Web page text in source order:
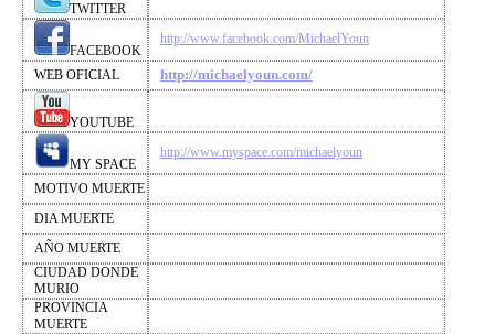
TWITTER
FACEBOOK
http://www.facebook.com/MichaelYoun
WEB OFICIAL http://michaelyoun.com/
YOUTUBE
MY SPACE
http://www.myspace.com/michaelyoun
MOTIVO MUERTE
DIA MUERTE
AÑO MUERTE
CIUDAD DONDE
MURIO
PROVINCIA
MUERTE